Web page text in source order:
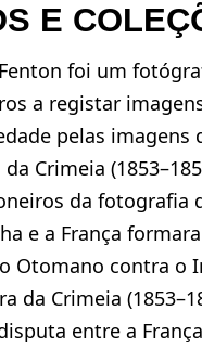
E
foi um
a registar
pelas imagens
da Crimeia
da fotografia
e a França
Otomano contra o
da Crimeia
entre a